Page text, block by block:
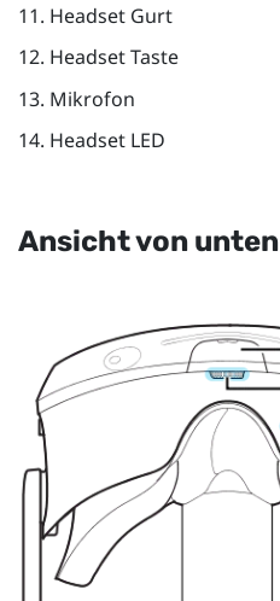
Headset Gurt
Headset Taste
Mikrofon
Headset LED
Ansicht von unten